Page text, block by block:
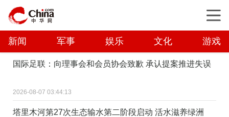
新闻 军事 娱乐 文化 游戏
国际足联：向理事会和会员协会致歉 承认提案推进失误
2026-08-07 03:44:13
塔里木河第27次生态输水第二阶段启动 活水滋养绿洲